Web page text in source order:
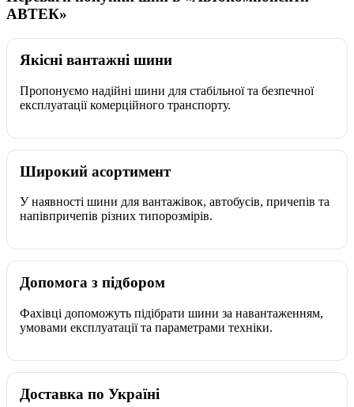
АВТЕК»
Якісні вантажні шини
Пропонуємо надійні шини для стабільної та безпечної
експлуатації комерційного транспорту.
Широкий асортимент
У наявності шини для вантажівок, автобусів, причепів та
напівпричепів різних типорозмірів.
Допомога з підбором
Фахівці допоможуть підібрати шини за навантаженням,
умовами експлуатації та параметрами техніки.
Доставка по Україні